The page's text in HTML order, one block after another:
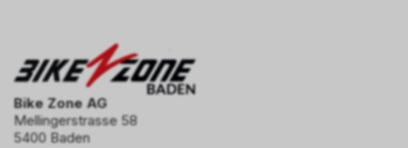
Bike Zone AG
Mellingerstrasse 58
5400 Baden